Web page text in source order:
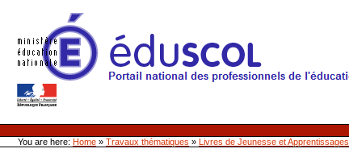
Site Web de l'ONL
Sections
Personal
toolsYou are here:Home » Travaux thématiques »Livres de Jeunesse et Apprentissages